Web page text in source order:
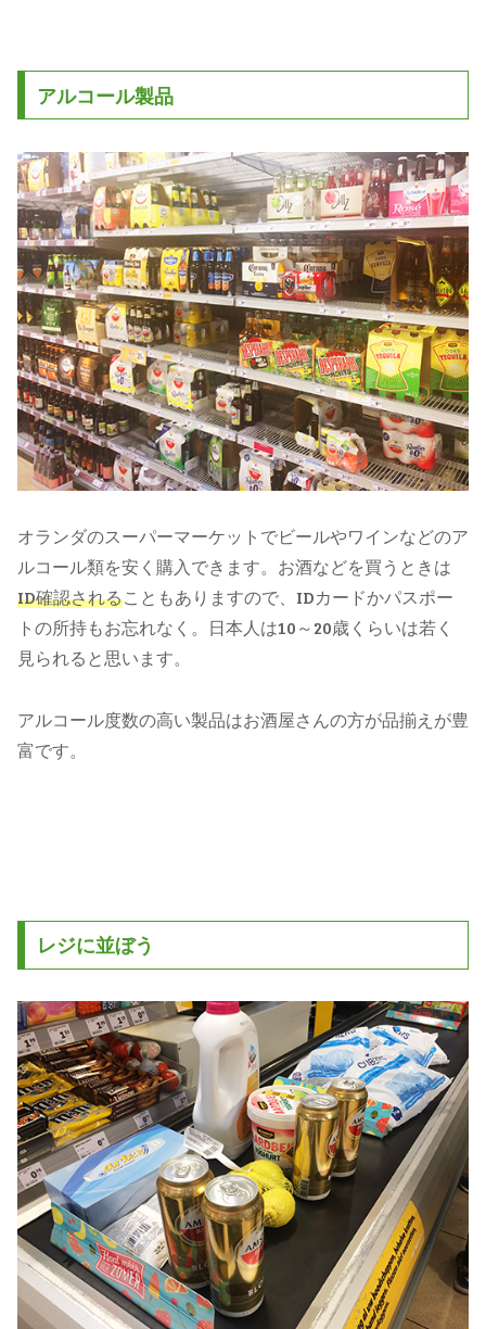
アルコール製品
オランダのスーパーマーケットでビールやワインなどのア
ルコール類を安く購入できます。お酒などを買うときは
ID確認されることもありますので、IDカードかパスポー
トの所持もお忘れなく。日本人は10～20歳くらいは若く
見られると思います。
アルコール度数の高い製品はお酒屋さんの方が品揃えが豊
富です。
レジに並ぼう